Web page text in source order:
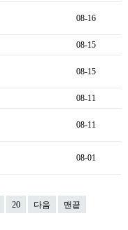
08-16
08-15
08-15
08-11
08-11
08-01
20 다음 맨끝